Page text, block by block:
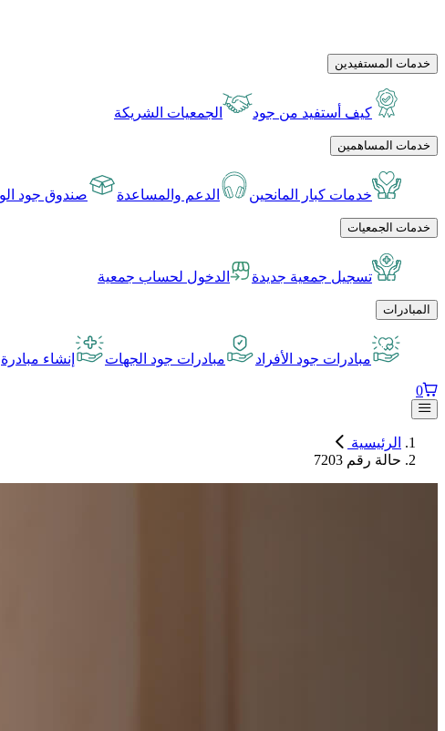
خدمات المستفيدين
كيف أستفيد من جود الجمعيات الشريكة
خدمات المساهمين
خدمات كبار المانحين الدعم والمساعدة صندوق جود
خدمات الجمعيات
تسجيل جمعية جديدة الدخول لحساب جمعية
المبادرات
مبادرات جود الأفراد مبادرات جود الجهات إنشاء مبادرة
0
الرئيسية
حالة رقم 7203